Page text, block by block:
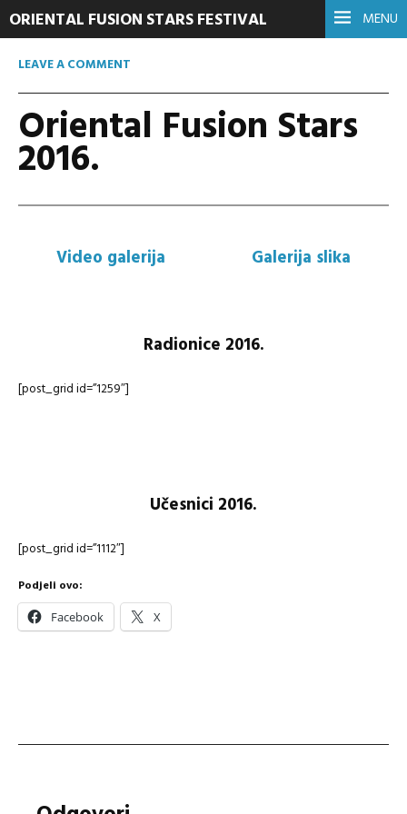
MENU
ORIENTAL FUSION STARS FESTIVAL
LEAVE A COMMENT
Oriental Fusion Stars
2016.
Video galerija Galerija slika
Radionice 2016.
[post_grid id=”1259″]
Učesnici 2016.
[post_grid id=”1112″]
Podjeli ovo:
Facebook X